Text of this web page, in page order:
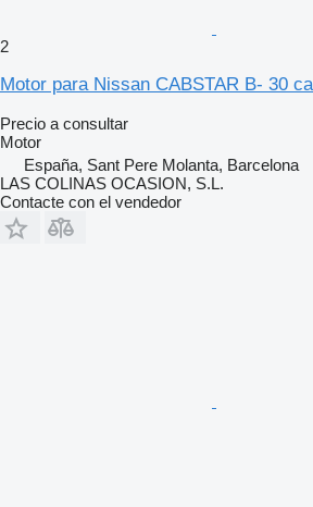
2
Motor para Nissan CABSTAR B- 30
Precio a consultar
Motor
España, Sant Pere Molanta, Barcelona
LAS COLINAS OCASION, S.L.
Contacte con el vendedor